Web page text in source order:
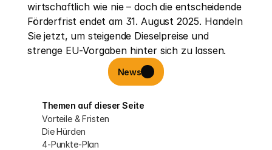
wirtschaftlich wie nie – doch die entscheidende
Förderfrist endet am 31. August 2025. Handeln
Sie jetzt, um steigende Dieselpreise und
strenge EU-Vorgaben hinter sich zu lassen.
News
Themen auf dieser Seite
Vorteile & Fristen
Die Hürden
4-Punkte-Plan